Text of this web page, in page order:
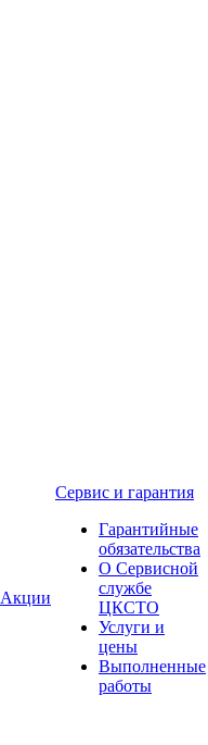
Акции
Сервис и гарантия
Гарантийные
обязательства
О Сервисной
службе
ЦКСТО
Услуги и
цены
Выполненные
работы